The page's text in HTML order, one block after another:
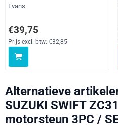
Merk:
Evans
Prijs: 39,75, exclusief btw: 32,85
€39,75
Prijs excl. btw: €32,85
Alternatieve
SUZUKI SWIFT
motorsteun 3PC /